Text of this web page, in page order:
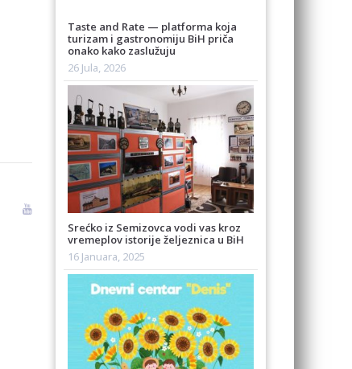
Taste and Rate — platforma koja
turizam i gastronomiju BiH priča
onako kako zaslužuju
26 Jula, 2026
Srećko iz Semizovca vodi vas kroz
vremeplov istorije željeznica u BiH
16 Januara, 2025